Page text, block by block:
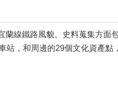
線鐵路風貌。史料蒐集方面
站，和周邊的29個文化資產點